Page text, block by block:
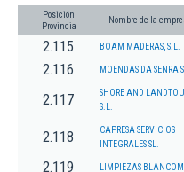
Posición
Provincia
Nombre de la
2.115 BOAM MADERAS, S.L.
2.116 MOENDAS DA SENRA
2.117
SHORE AND
S.L.
2.118
CAPRESA SERVICIOS
INTEGRALES SL.
2.119 LIMPIEZAS